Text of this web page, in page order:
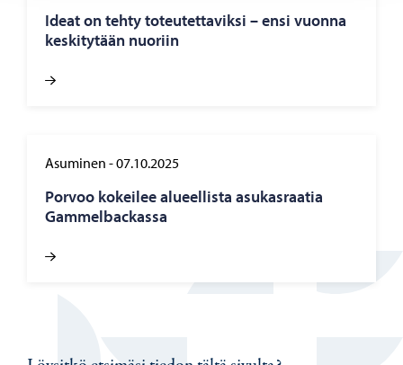
Ideat on tehty to­teu­tet­ta­vik­si – ensi vuon­na
kes­ki­ty­tään nuo­riin
Asuminen -07.10.2025
Por­voo ko­kei­lee alu­eel­lis­ta asu­kas­raa­tia
Gam­mel­bac­kas­sa